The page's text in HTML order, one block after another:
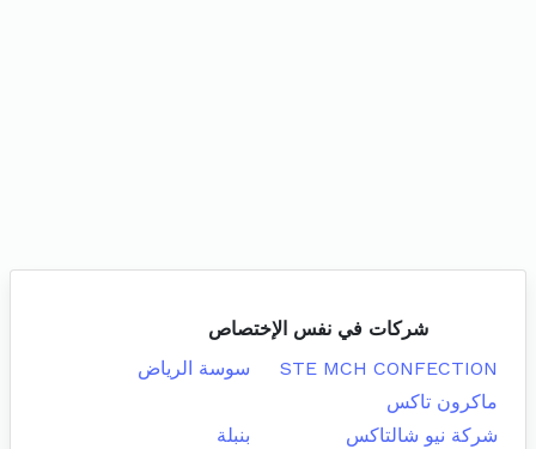
شركات في نفس الإختصاص
STE MCH CONFECTION
سوسة الرياض
ماكرون تاكس
شركة نيو شالتاكس
بنبلة